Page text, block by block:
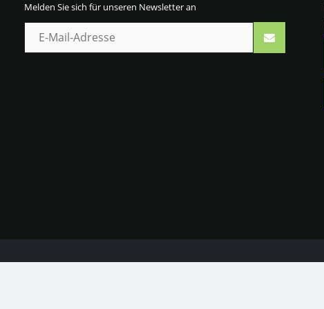
Melden Sie sich für unseren Newsletter an